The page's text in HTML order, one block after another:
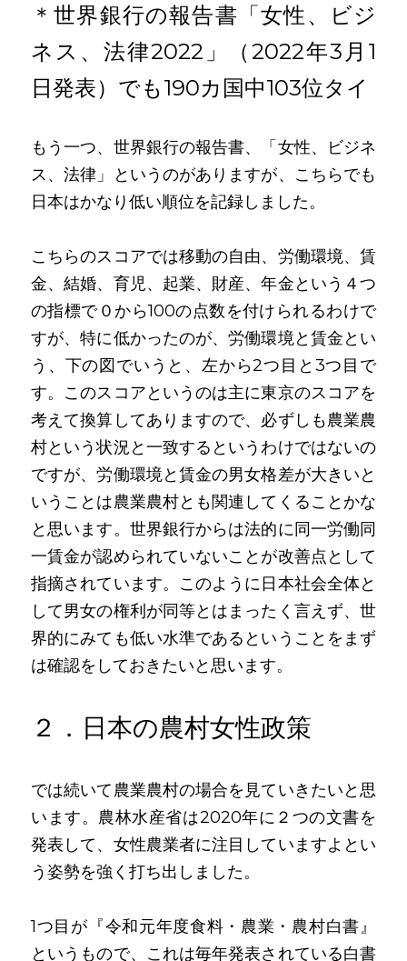
＊世界銀行の報告書「女性、ビジ
ネス、法律2022」（2022年3月1
日発表）でも190カ国中103位タイ
もう一つ、世界銀行の報告書、「女性、ビジネ
ス、法律」というのがありますが、こちらでも
日本はかなり低い順位を記録しました。
こちらのスコアでは移動の自由、労働環境、賃
金、結婚、育児、起業、財産、年金という４つ
の指標で０から100の点数を付けられるわけで
すが、特に低かったのが、労働環境と賃金とい
う、下の図でいうと、左から2つ目と3つ目で
す。このスコアというのは主に東京のスコアを
考えて換算してありますので、必ずしも農業農
村という状況と一致するというわけではないの
ですが、労働環境と賃金の男女格差が大きいと
いうことは農業農村とも関連してくることかな
と思います。世界銀行からは法的に同一労働同
一賃金が認められていないことが改善点として
指摘されています。このように日本社会全体と
して男女の権利が同等とはまったく言えず、世
界的にみても低い水準であるということをまず
は確認をしておきたいと思います。
２．日本の農村女性政策
では続いて農業農村の場合を見ていきたいと思
います。農林水産省は2020年に２つの文書を
発表して、女性農業者に注目していますよとい
う姿勢を強く打ち出しました。
1つ目が『令和元年度食料・農業・農村白書』
というもので、これは毎年発表されている白書